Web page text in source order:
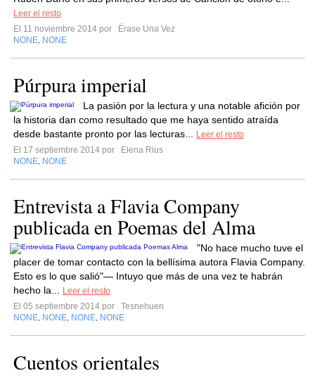
Leer el resto
El 11 noviembre 2014 por
Érase Una Vez
NONE NONE
Púrpura imperial
La pasión por la lectura y una notable afición por
la historia dan como resultado que me haya sentido atraída
desde bastante pronto por las lecturas...
Leer el resto
El 17 septiembre 2014 por
Elena Rius
NONE NONE
Entrevista a Flavia Company
publicada en Poemas del Alma
"No hace mucho tuve el
placer de tomar contacto con la bellísima autora Flavia Company.
Esto es lo que salió"— Intuyo que más de una vez te habrán
hecho la...
Leer el resto
El 05 septiembre 2014 por
Tesnehuen
NONE NONE NONE NONE
Cuentos orientales